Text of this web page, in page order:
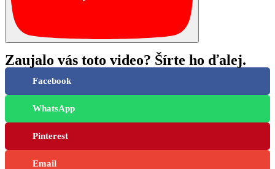
Zaujalo vás toto video? Šírte ho ďalej.
Facebook
WhatsApp
Pinterest
Email